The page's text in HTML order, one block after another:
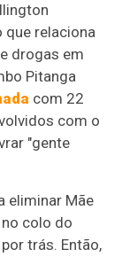
que relaciona
drogas em
Pitanga
com 22
com o
"gente
eliminar Mãe
colo do
trás. Então,